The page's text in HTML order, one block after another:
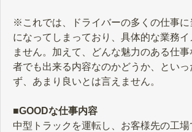
※これでは、ドライバーの多くの仕事に
になってしまっており、具体的な業務
ません。加えて、どんな魅力のある仕
者でも出来る内容なのかどうか、といっ
ず、あまり良いとは言えません。
■GOODな仕事内容
中型トラックを運転し、お客様先の工